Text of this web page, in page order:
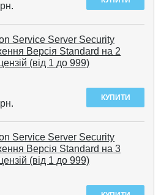
Service Server Security
Версія Standard на 2
(від 1 до 999)
Service Server Security
Версія Standard на 3
(від 1 до 999)